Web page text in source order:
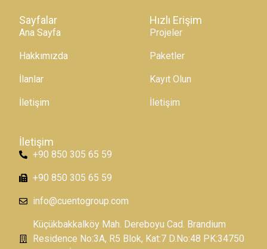
Sayfalar
Ana Sayfa
Hakkımızda
İlanlar
İletişim
Hızlı Erişim
Projeler
Paketler
Kayıt Olun
İletişim
İletişim
+90 850 305 65 59
+90 850 305 65 59
info@cuentogroup.com
Küçükbakkalköy Mah. Dereboyu Cad. Brandium
Residence No:3A, R5 Blok, Kat:7 D.No:48 PK:34750